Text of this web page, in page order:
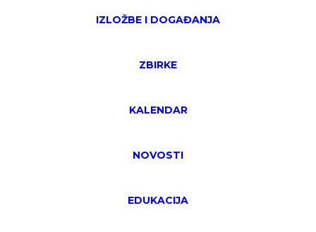
IZLOŽBE I DOGAĐANJA
ZBIRKE
KALENDAR
NOVOSTI
EDUKACIJA